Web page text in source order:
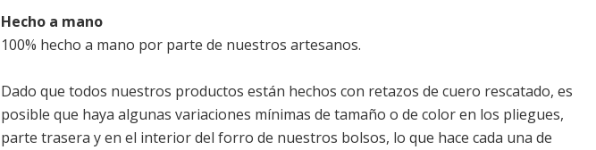
Hecho a mano
100% hecho a mano por parte de nuestros artesanos.
Dado que todos nuestros productos están hechos con retazos de cuero rescatado, es
posible que haya algunas variaciones mínimas de tamaño o de color en los pliegues,
parte trasera y en el interior del forro de nuestros bolsos, lo que hace cada una de